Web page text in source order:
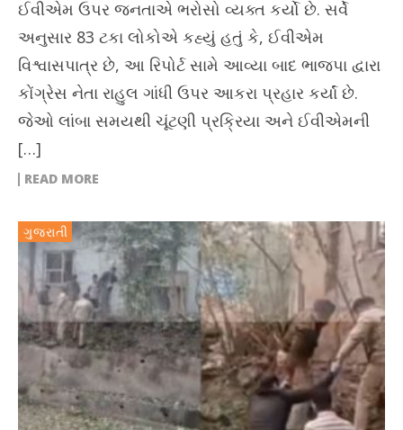
ઈવીએમ ઉપર જનતાએ ભરોસો વ્યક્ત કર્યો છે. સર્વે
અનુસાર 83 ટકા લોકોએ કહ્યું હતું કે, ઈવીએમ
વિશ્વાસપાત્ર છે, આ રિપોર્ટ સામે આવ્યા બાદ ભાજપા દ્વારા
કોંગ્રેસ નેતા રાહુલ ગાંધી ઉપર આકરા પ્રહાર કર્યાં છે.
જેઓ લાંબા સમયથી ચૂંટણી પ્રક્રિયા અને ઈવીએમની
[…]
READ MORE
ગુજરાતી